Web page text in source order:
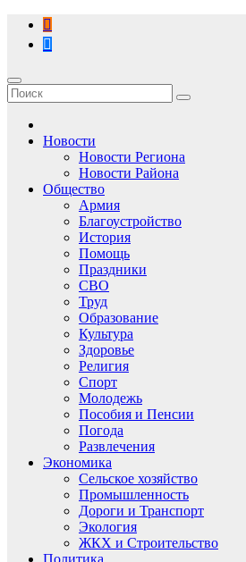
Перейти
содержимому
Новости
Новости Региона
Новости Района
Общество
Армия
Благоустройство
История
Помощь
Праздники
СВО
Труд
Образование
Культура
Здоровье
Религия
Спорт
Молодежь
Пособия и Пенсии
Погода
Развлечения
Экономика
Сельское хозяйство
Промышленность
Дороги и Транспорт
Экология
ЖКХ и Строительство
Политика